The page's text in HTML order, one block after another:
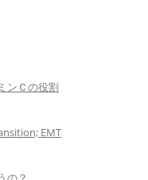
ンＣの役割
EMT